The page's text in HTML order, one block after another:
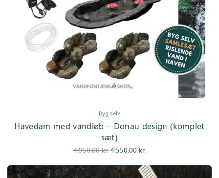
Byg selv
Havedam med vandløb – Donau design (komplet
sæt)
4.950,00kr.
Den
pris var:
4.550,00 kr.